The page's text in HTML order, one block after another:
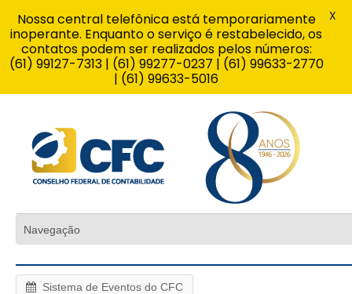
Sistema de Eventos do CFC
Nossa central telefônica está temporariamente
inoperante. Enquanto o serviço é restabelecido, os
contatos podem ser realizados pelos números:
(61) 99127-7313 | (61) 99277-0237 | (61) 99633-2770
| (61) 99633-5016
X